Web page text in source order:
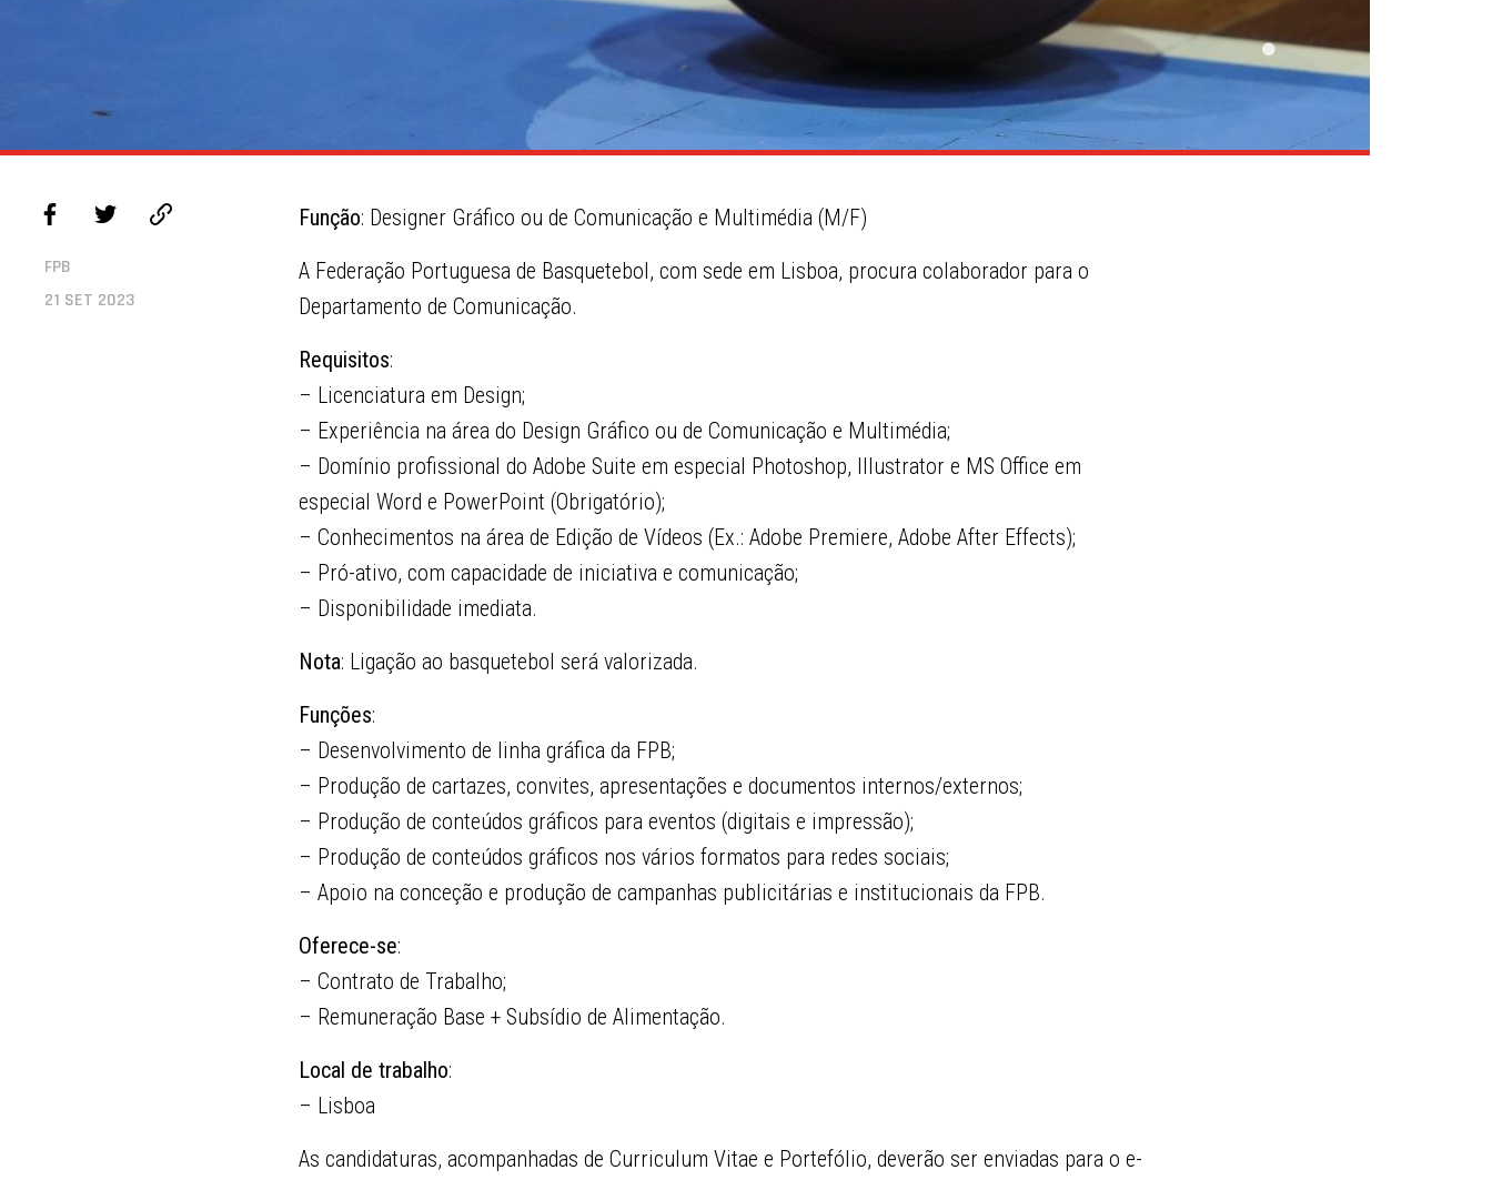
FPB
21 SET 2023
Função: Designer Gráfico ou de Comunicação e Multimédia (M/F)
A Federação Portuguesa de Basquetebol, com sede em Lisboa, procura colaborador para o
Departamento de Comunicação.
Requisitos:
– Licenciatura em Design;
– Experiência na área do Design Gráfico ou de Comunicação e Multimédia;
– Domínio profissional do Adobe Suite em especial Photoshop, Illustrator e MS Office em
especial Word e PowerPoint (Obrigatório);
– Conhecimentos na área de Edição de Vídeos (Ex.: Adobe Premiere, Adobe After Effects);
– Pró-ativo, com capacidade de iniciativa e comunicação;
– Disponibilidade imediata.
Nota: Ligação ao basquetebol será valorizada.
Funções:
– Desenvolvimento de linha gráfica da FPB;
– Produção de cartazes, convites, apresentações e documentos internos/externos;
– Produção de conteúdos gráficos para eventos (digitais e impressão);
– Produção de conteúdos gráficos nos vários formatos para redes sociais;
– Apoio na conceção e produção de campanhas publicitárias e institucionais da FPB.
Oferece-se:
– Contrato de Trabalho;
– Remuneração Base + Subsídio de Alimentação.
Local de trabalho:
– Lisboa
As candidaturas, acompanhadas de Curriculum Vitae e Portefólio, deverão ser enviadas para o e-